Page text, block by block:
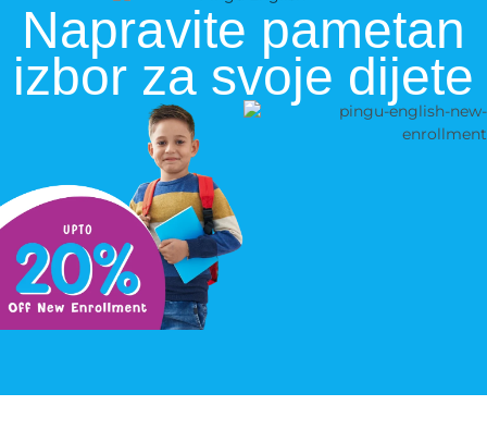
Napravite pametan
izbor za svoje dijete